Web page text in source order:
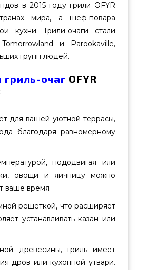
в 2015 году грили OFYR
мира, а шеф-повара
кухни. Грили-очаги стали
и Parookaville,
групп людей.
гриль-очаг OFYR
для вашей уютной террасы,
благодаря равномерному
пододвигая или
овощи и яичницу можно
ваше время.
решёткой, что расширяет
устанавливать казан или
древесины, гриль имеет
дров или кухонной утвари.